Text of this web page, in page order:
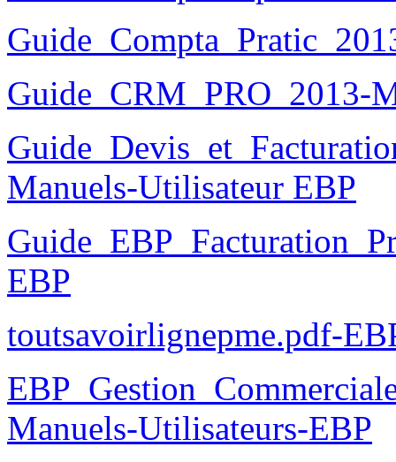
Guide_CRM_PRO_2013-
Manuels-Utilisateur EBP
EBP
toutsavoirlignepme.pdf-
Manuels-Utilisateurs-EBP